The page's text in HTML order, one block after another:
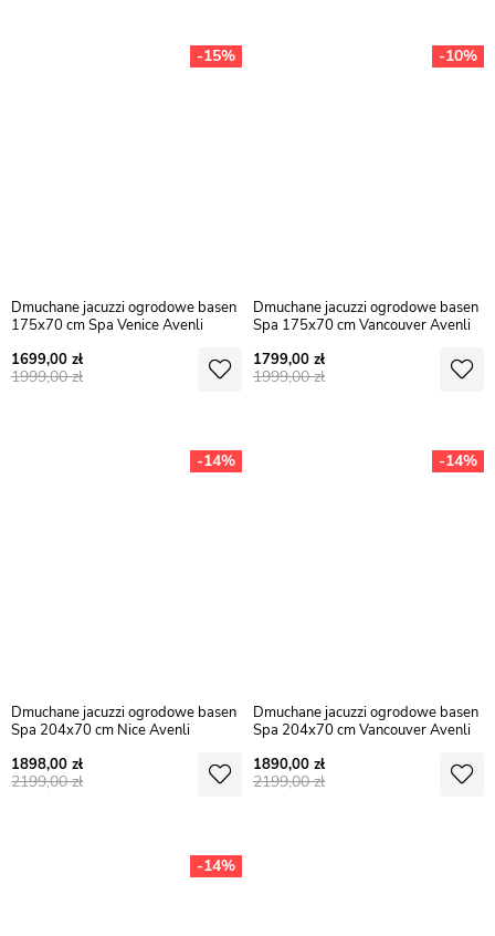
Dmuchane jacuzzi ogrodowe basen
175x70 cm Spa Venice Avenli
1699,00
1999,00
-15%
Dmuchane jacuzzi ogrodowe basen
Spa 175x70 cm Vancouver Avenli
1799,00
1999,00
-10%
Dmuchane jacuzzi ogrodowe basen
Spa 204x70 cm Nice Avenli
1898,00
2199,00
-14%
Dmuchane jacuzzi ogrodowe basen
Spa 204x70 cm Vancouver Avenli
1890,00
2199,00
-14%
-14%